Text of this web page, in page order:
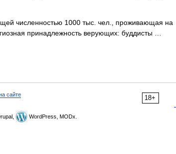
численностью 1000 тыс. чел., проживающая на
принадлежность верующих: буддисты …
18+
сайте
WordPress, MODx.